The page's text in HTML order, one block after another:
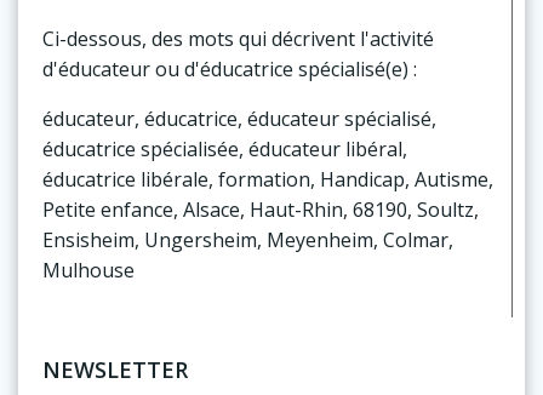
Ci-dessous, des mots qui décrivent l'activité
d'éducateur ou d'éducatrice spécialisé(e) :
éducateur, éducatrice, éducateur spécialisé,
éducatrice spécialisée, éducateur libéral,
éducatrice libérale, formation, Handicap, Autisme,
Petite enfance, Alsace, Haut-Rhin, 68190, Soultz,
Ensisheim, Ungersheim, Meyenheim, Colmar,
Mulhouse
NEWSLETTER